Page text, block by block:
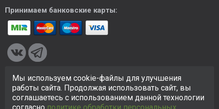
Принимаем банковские карты:
© 2005-2026 ООО «КСК». Сайтhttps://ksk24.ruсоздан
исключительно в информационных целях и любая информация
на сайте не является публичной офертой.Политика в
Мы используем cookie-файлы для улучшения
работы сайта. Продолжая использовать сайт, вы
соглашаетесь с использованием данной технологии